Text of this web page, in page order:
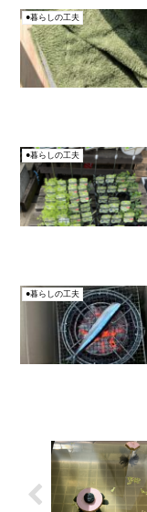
●暮らしの工夫
●暮らしの工夫
●暮らしの工夫